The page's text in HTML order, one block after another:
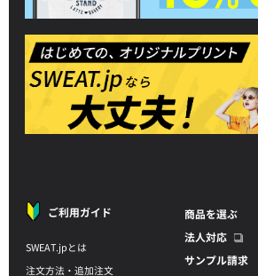
ご利用ガイド
SWEAT.jpとは
注文方法・追加注文
商品を選ぶ
法人対応
サンプル請求